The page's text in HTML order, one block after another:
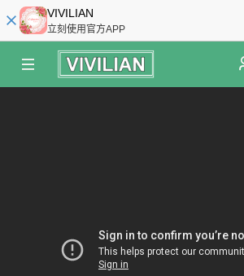
VIVILIAN
立刻使用官方APP